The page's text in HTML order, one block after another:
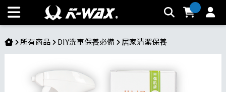
柑橘清潔劑 | K-WAX台灣汽車美容材料
所有商品 DIY洗車保養必備 居家清潔保養